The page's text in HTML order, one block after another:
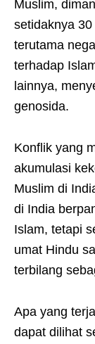
Muslim,
setidaknya
terutama
terhadap
lainnya,
genosida.
Konflik yang
akumulasi
Muslim di
di India
Islam, tetapi
umat Hindu
terbilang
Apa yang
dapat dilihat